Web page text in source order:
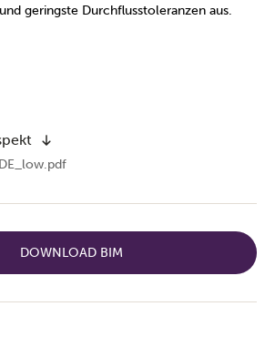
geringste Durchflusstoleranzen aus.
DOWNLOAD BIM